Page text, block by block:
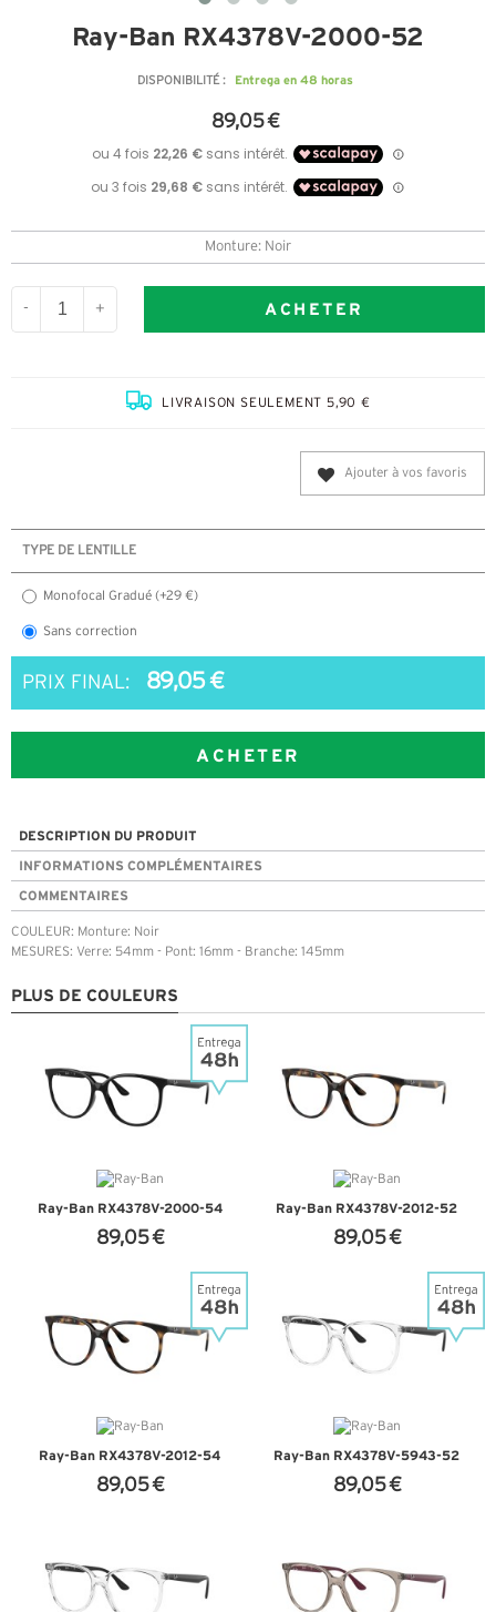
Ray-Ban RX4378V-2000-52
DISPONIBILITÉ : Entrega en 48 horas
89,05 €
Monture: Noir
- + ACHETER
LIVRAISON SEULEMENT 5,90 €
Ajouter à vos favoris
TYPE DE LENTILLE
Monofocal Gradué (+29 €)
Sans correction
PRIX FINAL: 89,05 €
ACHETER
DESCRIPTION DU PRODUIT
INFORMATIONS COMPLÉMENTAIRES
COMMENTAIRES
COULEUR: Monture: Noir
MESURES: Verre: 54mm - Pont: 16mm - Branche: 145mm
PLUS DE COULEURS
Ray-Ban RX4378V-2000-54
89,05 €
Ray-Ban RX4378V-2012-52
89,05 €
Ray-Ban RX4378V-2012-54
89,05 €
Ray-Ban RX4378V-5943-52
89,05 €